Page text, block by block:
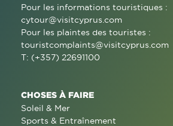
Pour les informations touristiques :
cytour@visitcyprus.com
Pour les plaintes des touristes :
touristcomplaints@visitcyprus.com
T: (+357) 22691100
CHOSES À FAIRE
Soleil & Mer
Sports & Entraînement